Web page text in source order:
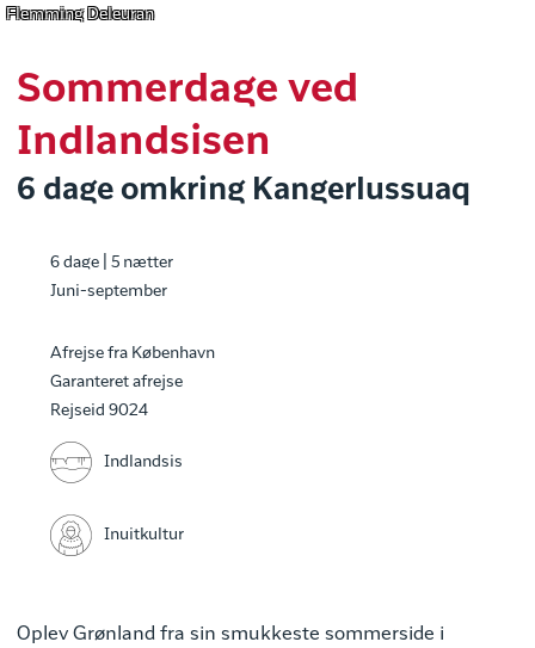
Flemming Deleuran
Sommerdage ved
Indlandsisen
6 dage omkring Kangerlussuaq
6 dage | 5 nætter
Juni-september
Afrejse fra København
Garanteret afrejse
Rejseid 9024
Indlandsis
Inuitkultur
Oplev Grønland fra sin smukkeste sommerside i